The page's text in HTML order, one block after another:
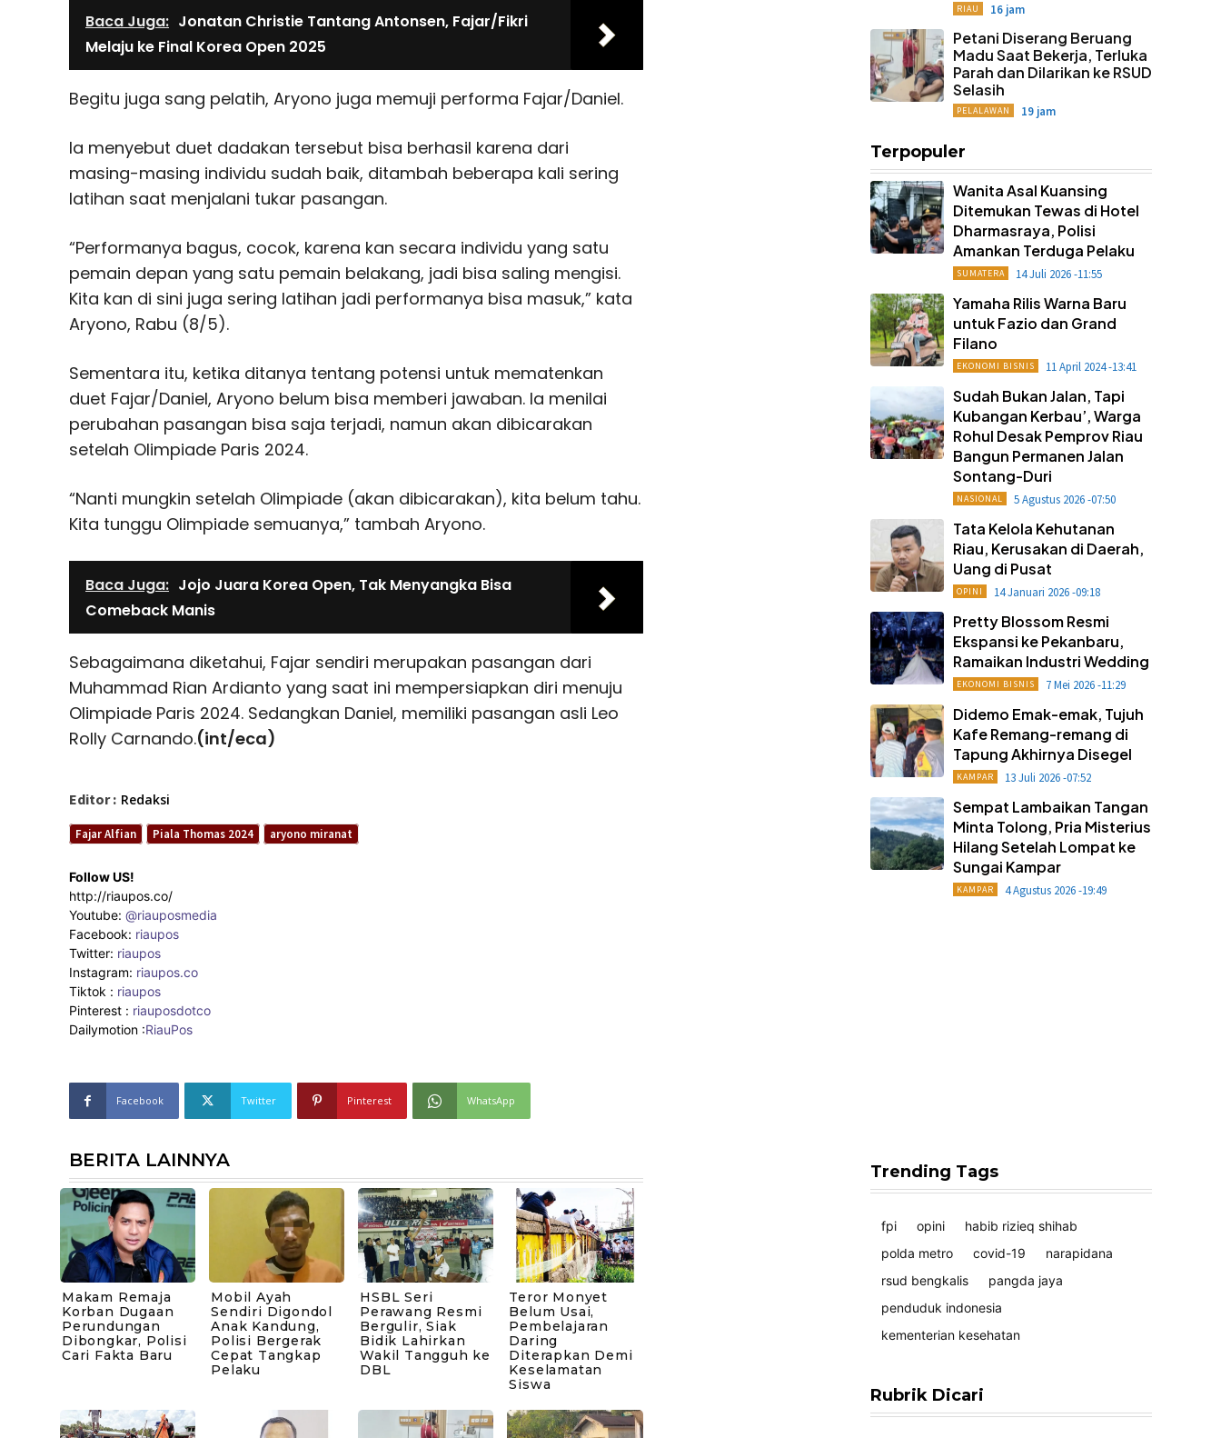
Baca Juga: Jonatan Christie Tantang Antonsen, Fajar/Fikri
Melaju ke Final Korea Open 2025
Begitu juga sang pelatih, Aryono juga memuji performa Fajar/Daniel.
Ia menyebut duet dadakan tersebut bisa berhasil karena dari
masing-masing individu sudah baik, ditambah beberapa kali sering
latihan saat menjalani tukar pasangan.
“Performanya bagus, cocok, karena kan secara individu yang satu
pemain depan yang satu pemain belakang, jadi bisa saling mengisi.
Kita kan di sini juga sering latihan jadi performanya bisa masuk,” kata
Aryono, Rabu (8/5).
Sementara itu, ketika ditanya tentang potensi untuk mematenkan
duet Fajar/Daniel, Aryono belum bisa memberi jawaban. Ia menilai
perubahan pasangan bisa saja terjadi, namun akan dibicarakan
setelah Olimpiade Paris 2024.
“Nanti mungkin setelah Olimpiade (akan dibicarakan), kita belum tahu.
Kita tunggu Olimpiade semuanya,” tambah Aryono.
Baca Juga: Jojo Juara Korea Open, Tak Menyangka Bisa
Comeback Manis
Sebagaimana diketahui, Fajar sendiri merupakan pasangan dari
Muhammad Rian Ardianto yang saat ini mempersiapkan diri menuju
Olimpiade Paris 2024. Sedangkan Daniel, memiliki pasangan asli Leo
Rolly Carnando.(int/eca)
Editor : Redaksi
Fajar Alfian Piala Thomas 2024 aryono miranat
Follow US!
http://riaupos.co/
Youtube: @riauposmedia
Facebook: riaupos
Twitter: riaupos
Instagram: riaupos.co
Tiktok : riaupos
Pinterest : riauposdotco
Dailymotion :RiauPos
Facebook Twitter Pinterest WhatsApp
BERITA LAINNYA
Makam Remaja
Korban Dugaan
Perundungan
Dibongkar, Polisi
Cari Fakta Baru
Mobil Ayah
Sendiri Digondol
Anak Kandung,
Polisi Bergerak
Cepat Tangkap
Pelaku
HSBL Seri
Perawang Resmi
Bergulir, Siak
Bidik Lahirkan
Wakil Tangguh ke
DBL
Teror Monyet
Belum Usai,
Pembelajaran
Daring
Diterapkan Demi
Keselamatan
Siswa
RIAU 16 jam
Petani Diserang Beruang
Madu Saat Bekerja, Terluka
Parah dan Dilarikan ke RSUD
Selasih
PELALAWAN 19 jam
Terpopuler
Wanita Asal Kuansing
Ditemukan Tewas di Hotel
Dharmasraya, Polisi
Amankan Terduga Pelaku
SUMATERA 14 Juli 2026 -11:55
Yamaha Rilis Warna Baru
untuk Fazio dan Grand
Filano
EKONOMI BISNIS 11 April 2024 -13:41
Sudah Bukan Jalan, Tapi
Kubangan Kerbau’, Warga
Rohul Desak Pemprov Riau
Bangun Permanen Jalan
Sontang-Duri
NASIONAL 5 Agustus 2026 -07:50
Tata Kelola Kehutanan
Riau, Kerusakan di Daerah,
Uang di Pusat
OPINI 14 Januari 2026 -09:18
Pretty Blossom Resmi
Ekspansi ke Pekanbaru,
Ramaikan Industri Wedding
EKONOMI BISNIS 7 Mei 2026 -11:29
Didemo Emak-emak, Tujuh
Kafe Remang-remang di
Tapung Akhirnya Disegel
KAMPAR 13 Juli 2026 -07:52
Sempat Lambaikan Tangan
Minta Tolong, Pria Misterius
Hilang Setelah Lompat ke
Sungai Kampar
KAMPAR 4 Agustus 2026 -19:49
Trending Tags
fpi opini
habib rizieq shihab
polda metro
covid-19
narapidana
rsud bengkalis
pangda jaya
penduduk indonesia
kementerian kesehatan
Rubrik Dicari